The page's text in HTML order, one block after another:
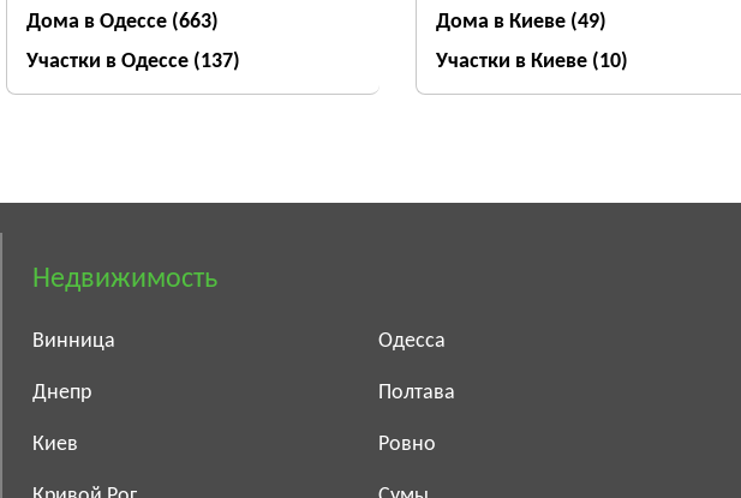
Дома в Одессе (663)
Участки в Одессе (137)
Дома в Киеве (49)
Участки в Киеве (10)
Недвижимость
Винница
Днепр
Киев
Одесса
Полтава
Ровно